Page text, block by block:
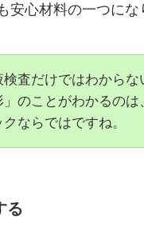
安心材料の一つにな
検査だけではわからな
」のことがわかるのは
クならではですね。
る